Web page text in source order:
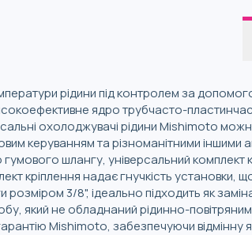
рідини під контролем за
ядро трубчасто-
охолоджувачі рідини Mishimoto
керуванням та різноманітними
гумового шлангу, універсальний комплект
кріплення надає гнучкість
розміром 3/8", ідеально підходить як
який не обладнаний рідинно-
Mishimoto, забезпечуючи відмінну